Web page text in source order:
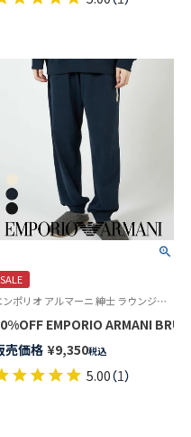
EMPORIO ARMANI CORDUROY
SALE
エンポリオ アルマーニ 紳士 ラウンジウェア
売価格 ¥9,350税込
5.00（1）